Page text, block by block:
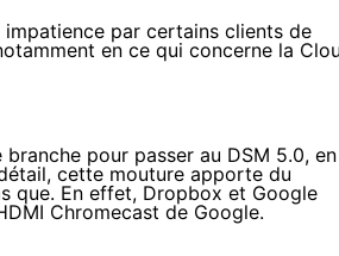
par certains clients de
en ce qui concerne la
pour passer au DSM 5.0, en
, cette mouture apporte du
que. En effet, Dropbox et Google
Chromecast de Google.